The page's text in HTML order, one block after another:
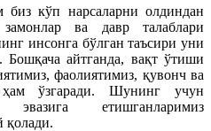
кўп нарсаларни олдиндан
ва давр талаблари
инсонга бўлган таъсири уни
айтганда, вақт ўтиши
фаолиятимиз, қувонч ва
ҳам ўзгаради. Шунинг учун
етишганларимиз
қолади.